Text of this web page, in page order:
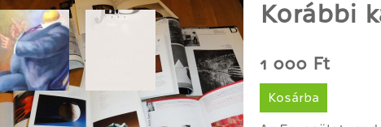
Korábbi
1 000 Ft
Kosárba